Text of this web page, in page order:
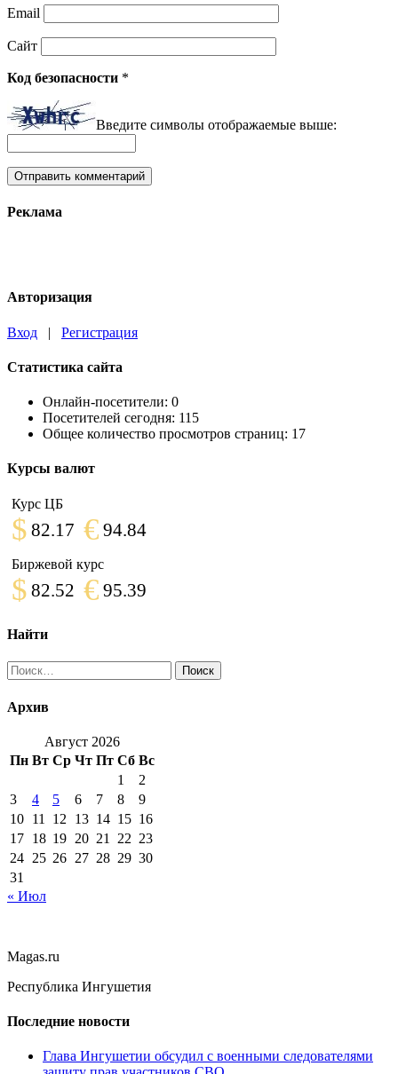
Email
Сайт
Код безопасности *
Введите символы отображаемые выше:
Реклама
Авторизация
Вход | Регистрация
Статистика сайта
Онлайн-посетители: 0
Посетителей сегодня: 115
Общее количество просмотров страниц: 17
Курсы валют
Курс ЦБ
$ 82.17 € 94.84
Биржевой курс
$ 82.52 € 95.39
Найти
Найти:
Архив
Август 2026
Пн Вт Ср Чт Пт Сб Вс
1
2
3
4 5 6 7 8
9
10 11 12 13 14 15 16
17 18 19 20 21 22 23
24 25 26 27 28 29 30
31
« Июл
Magas.ru
Республика Ингушетия
Последние новости
Глава Ингушетии обсудил с военными следователями